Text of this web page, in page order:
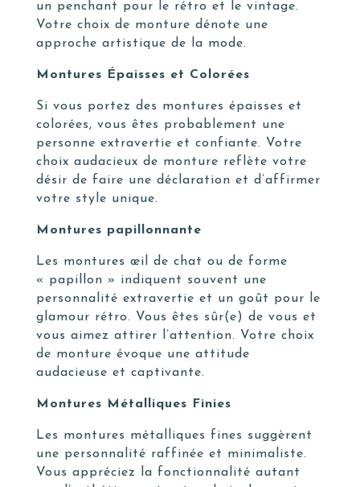
un penchant pour le rétro et le vintage.
Votre choix de monture dénote une
approche artistique de la mode.
Montures Épaisses et Colorées
Si vous portez des montures épaisses et
colorées, vous êtes probablement une
personne extravertie et confiante. Votre
choix audacieux de monture reflète votre
désir de faire une déclaration et d’affirmer
votre style unique.
Montures papillonnante
Les montures œil de chat ou de forme
« papillon » indiquent souvent une
personnalité extravertie et un goût pour le
glamour rétro. Vous êtes sûr(e) de vous et
vous aimez attirer l’attention. Votre choix
de monture évoque une attitude
audacieuse et captivante.
Montures Métalliques Finies
Les montures métalliques fines suggèrent
une personnalité raffinée et minimaliste.
Vous appréciez la fonctionnalité autant